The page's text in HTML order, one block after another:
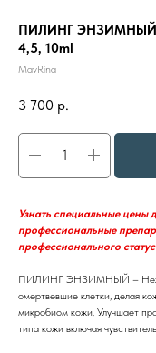
ПИЛИНГ ЭНЗИМНЫЙ –
4,5, 10ml
MavRina
3 700 р.
Узнать специальные цены
профессиональные
профессионального
ПИЛИНГ ЭНЗИМНЫЙ –
омертвевшие клетки, делая
микробиом кожи. Улучшает
типа кожи включая